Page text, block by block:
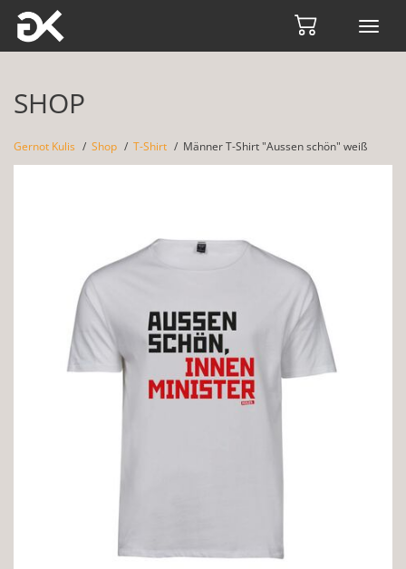
SHOP
Gernot Kulis Shop T-Shirt Männer T-Shirt "Aussen schön" weiß